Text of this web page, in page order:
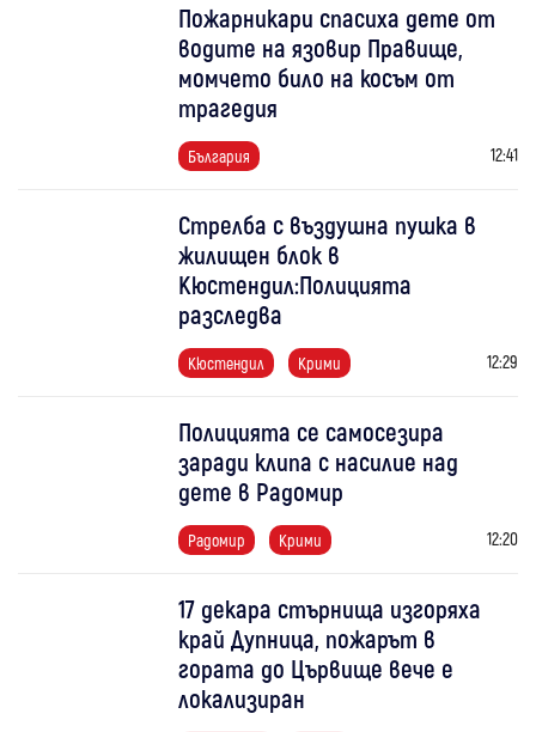
Пожарникари спасиха дете от
водите на язовир Правище,
момчето било на косъм от
трагедия
България 12:41
Стрелба с въздушна пушка в
жилищен блок в
Кюстендил:Полицията
разследва
Кюстендил Крими 12:29
Полицията се самосезира
заради клипа с насилие над
дете в Радомир
Радомир Крими 12:20
17 декара стърнища изгоряха
край Дупница, пожарът в
гората до Цървище вече е
локализиран